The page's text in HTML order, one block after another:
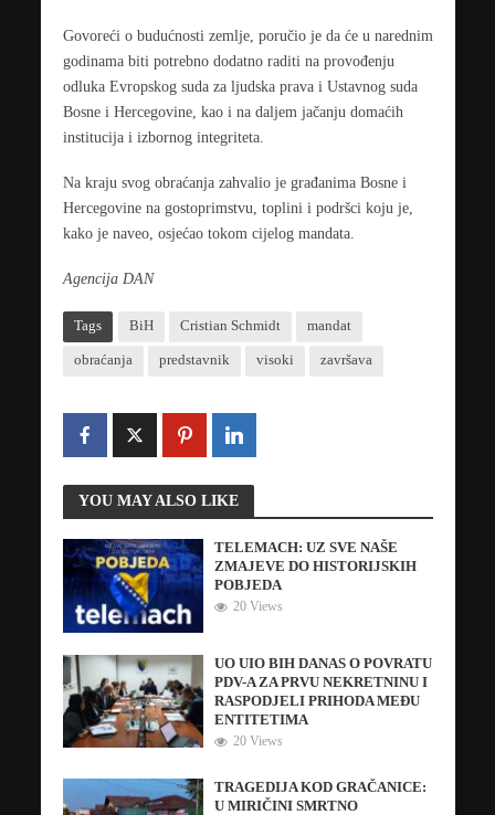
Govoreći o budućnosti zemlje, poručio je da će u narednim
godinama biti potrebno dodatno raditi na provođenju
odluka Evropskog suda za ljudska prava i Ustavnog suda
Bosne i Hercegovine, kao i na daljem jačanju domaćih
institucija i izbornog integriteta.
Na kraju svog obraćanja zahvalio je građanima Bosne i
Hercegovine na gostoprimstvu, toplini i podršci koju je,
kako je naveo, osjećao tokom cijelog mandata.
Agencija DAN
Tags BiH Cristian Schmidt mandat
obraćanja predstavnik visoki završava
YOU MAY ALSO LIKE
TELEMACH: UZ SVE NAŠE
ZMAJEVE DO HISTORIJSKIH
POBJEDA
20 Views
UO UIO BIH DANAS O POVRATU
PDV-A ZA PRVU NEKRETNINU I
RASPODJELI PRIHODA MEĐU
ENTITETIMA
20 Views
TRAGEDIJA KOD GRAČANICE:
U MIRIČINI SMRTNO